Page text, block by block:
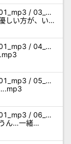
/ 03_…
しい方が、い
/ 04_…
/ 05_…
/ 06_…
ん…一緒